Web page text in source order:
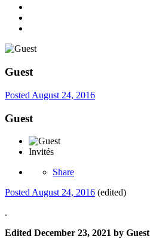
Guest
Posted August 24, 2016
Guest
Invités
Share
Posted August 24, 2016 (edited)
.
Edited December 23, 2021 by Guest